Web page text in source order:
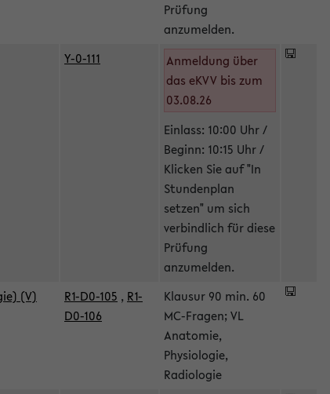
Prüfung
anzumelden.
Y-0-111
Anmeldung über
das eKVV bis zum
03.08.26
Einlass: 10:00 Uhr /
Beginn: 10:15 Uhr /
Klicken Sie auf "In
Stundenplan
setzen" um sich
verbindlich für diese
Prüfung
anzumelden.
(V) R1-D0-105 , R1-
D0-106
Klausur 90 min. 60
MC-Fragen; VL
Anatomie,
Physiologie,
Radiologie